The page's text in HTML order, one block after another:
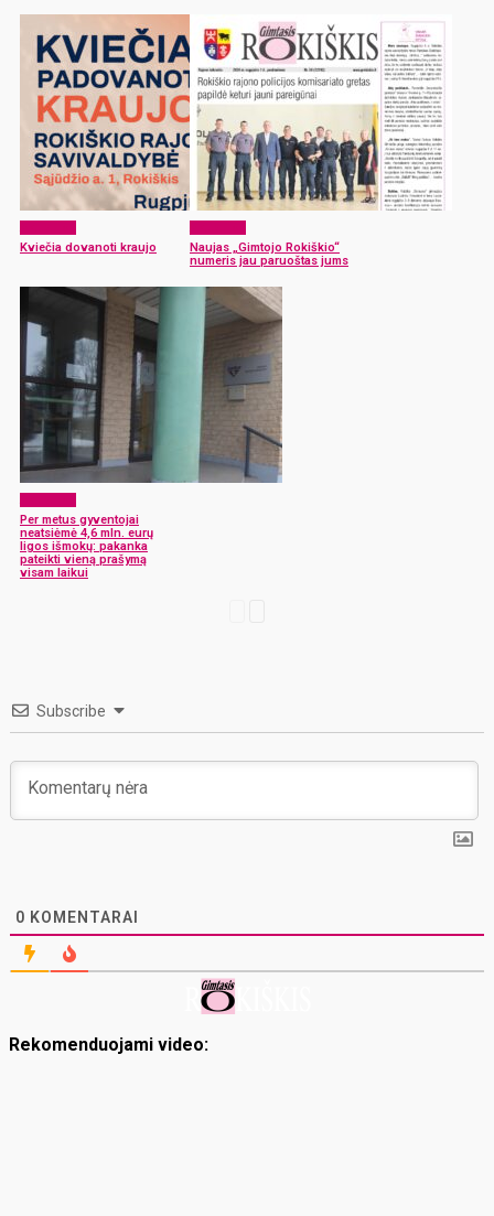
Kviečia dovanoti kraujo
Naujas „Gimtojo Rokiškio“
numeris jau paruoštas jums
Per metus gyventojai
neatsiėmė 4,6 mln. eurų
ligos išmokų: pakanka
pateikti vieną prašymą
visam laikui
Subscribe
0 KOMENTARAI
Rekomenduojami video: